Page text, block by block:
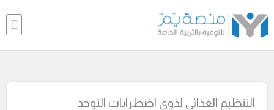
إلى
المحتوى
التنظيم الغذائي لذوي اضطرابات التوحد